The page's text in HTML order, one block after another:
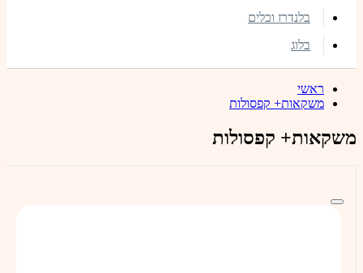
בלנדרז וכלים
בלוג
ראשי
משקאות+ קפסולות
משקאות+ קפסולות